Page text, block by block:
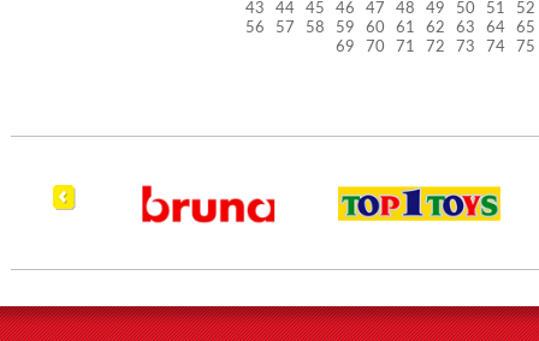
43
44 45 46 47 48 49 50 51
52
56
57 58 59 60 61 62 63 64
65
69
70 71 72 73 74 75